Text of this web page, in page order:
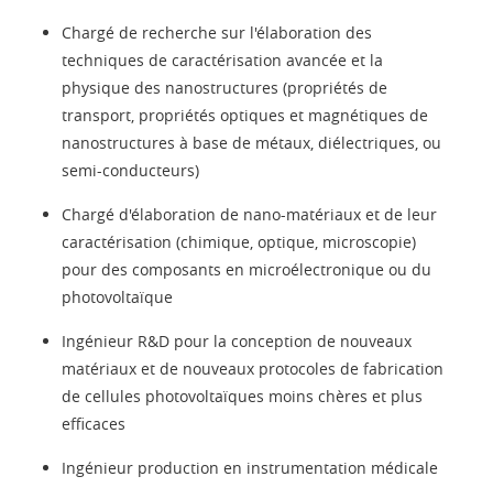
Chargé de recherche sur l'élaboration des
techniques de caractérisation avancée et la
physique des nanostructures (propriétés de
transport, propriétés optiques et magnétiques de
nanostructures à base de métaux, diélectriques, ou
semi-conducteurs)
Chargé d'élaboration de nano-matériaux et de leur
caractérisation (chimique, optique, microscopie)
pour des composants en microélectronique ou du
photovoltaïque
Ingénieur R&D pour la conception de nouveaux
matériaux et de nouveaux protocoles de fabrication
de cellules photovoltaïques moins chères et plus
efficaces
Ingénieur production en instrumentation médicale